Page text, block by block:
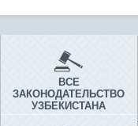
ВСЕ
ЗАКОНОДАТЕЛЬСТВО
УЗБЕКИСТАНА